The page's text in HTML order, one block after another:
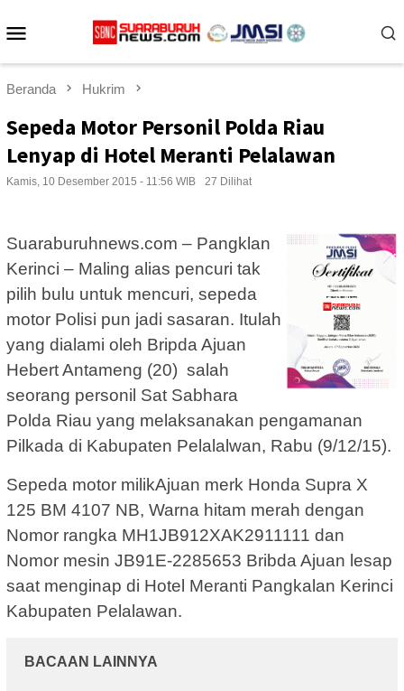
ke
Beranda Hukrim
Sepeda Motor Personil Polda Riau
Lenyap di Hotel Meranti Pelalawan
Kamis, 10 Desember 2015 - 11:56 WIB 27 Dilihat
Suaraburuhnews.com – Pangklan
Kerinci – Maling alias pencuri tak
pilih bulu untuk mencuri, sepeda
motor Polisi pun jadi sasaran. Itulah
yang dialami oleh Bripda Ajuan
Hebert Antameng (20) salah
seorang personil Sat Sabhara
Polda Riau yang melaksanakan pengamanan
Pilkada di Kabupaten Pelalalwan, Rabu (9/12/15).
Sepeda motor milikAjuan merk Honda Supra X
125 BM 4107 NB, Warna hitam merah dengan
Nomor rangka MH1JB912XAK2911111 dan
Nomor mesin JB91E-2285653 Bribda Ajuan lesap
saat menginap di Hotel Meranti Pangkalan Kerinci
Kabupaten Pelalawan.
BACAAN LAINNYA